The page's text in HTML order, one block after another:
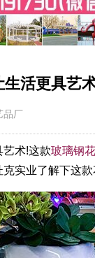
活更具艺
品厂
术!这款玻璃钢
克实业了解下这款